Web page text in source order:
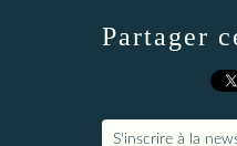
Partager
S'inscrire à la